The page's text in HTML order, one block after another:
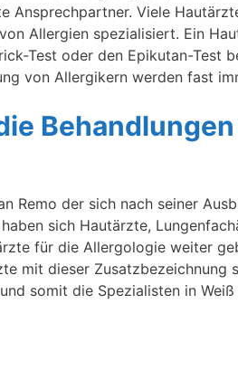
Ansprechpartner. Viele
Allergien spezialisiert. Ein
Test oder den Epikutan-Test
von Allergikern werden fast
Remo der sich nach seiner
sich Hautärzte,
für die Allergologie weiter
mit dieser Zusatzbezeichnung
somit die Spezialisten in